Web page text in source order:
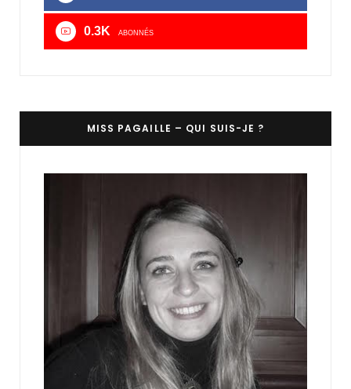
0.3K ABONNÉS
MISS PAGAILLE – QUI SUIS-JE ?